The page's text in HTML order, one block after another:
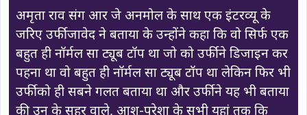
अमृता राव संग आर जे अनमोल के साथ एक इंटरव्यू के
जरिए उर्फी जावेद ने बताया के उन्होंने कहा कि वो सिर्फ एक
बहुत ही नॉर्मल सा ट्यूब टॉप था जो को उर्फी ने डिजाइन कर
पहना था वो बहुत ही नॉर्मल सा ट्यूब टॉप था लेकिन फिर भी
उर्फी को ही सबने गलत बताया था और उर्फी ने यह भी बताया
की उन के सहर वाले, आश-परेशा के सभी यहां तक कि